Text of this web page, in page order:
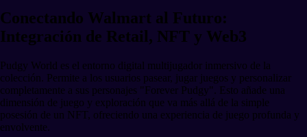
Conectando Walmart al Futuro:
Integración de Retail, NFT y Web3
Pudgy World es el entorno digital multijugador inmersivo de la
colección. Permite a los usuarios pasear, jugar juegos y personalizar
completamente a sus personajes "Forever Pudgy". Esto añade una
dimensión de juego y exploración que va más allá de la simple
posesión de un NFT, ofreciendo una experiencia de juego profunda y
envolvente.